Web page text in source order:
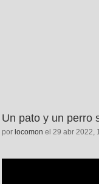
Un pato y un perro
por locomon el 29 abr 2022,